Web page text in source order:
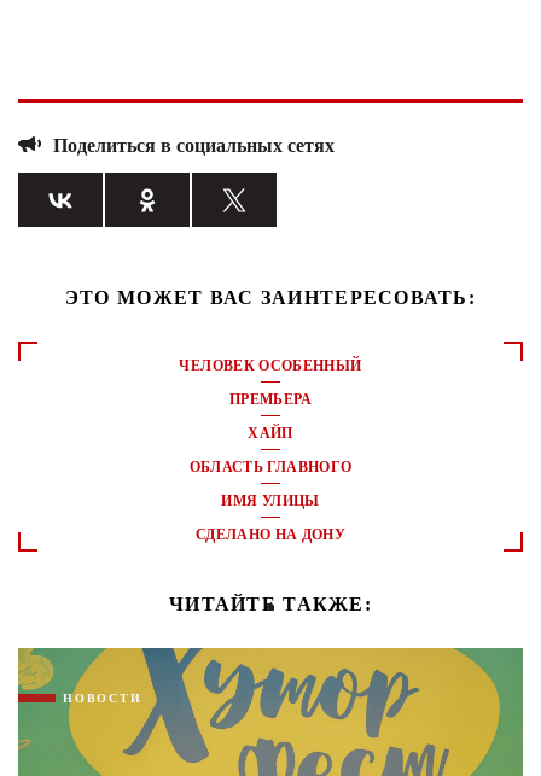
Поделиться в социальных сетях
ЭТО МОЖЕТ ВАС ЗАИНТЕРЕСОВАТЬ:
ЧЕЛОВЕК ОСОБЕННЫЙ
ПРЕМЬЕРА
ХАЙП
ОБЛАСТЬ ГЛАВНОГО
ИМЯ УЛИЦЫ
СДЕЛАНО НА ДОНУ
ЧИТАЙТЕ ТАКЖЕ:
НОВОСТИ